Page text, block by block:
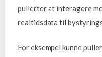
pullerter at interagere
realtidsdata til
For eksempel kunne